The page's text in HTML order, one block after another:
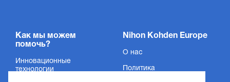
Как мы можем
помочь?
Инновационные
технологии
Nihon Kohden Europe
О нас
Политика